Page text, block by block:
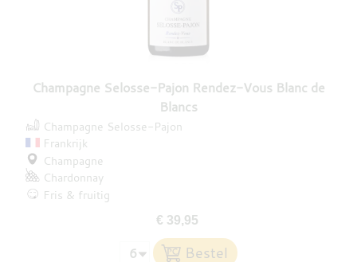
Champagne Selosse-Pajon Rendez-Vous Blanc de
Blancs
Champagne Selosse-Pajon
Frankrijk
Champagne
Chardonnay
Fris & fruitig
€ 39,95